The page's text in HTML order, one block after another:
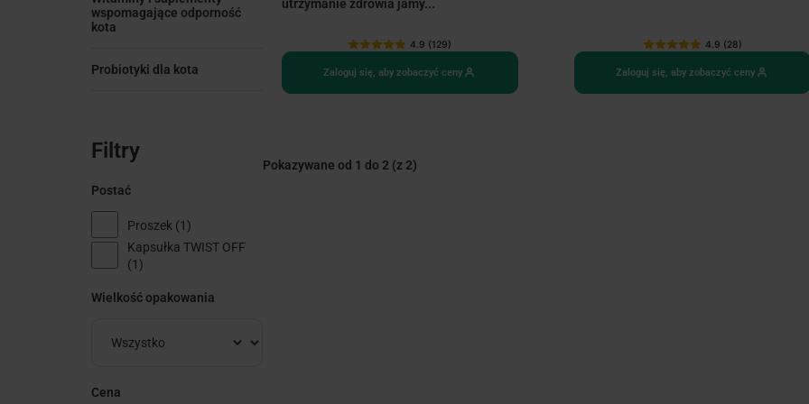
wspomagające odporność
kota
Probiotyki dla kota
Filtry
Postać
Proszek (1)
Kapsułka TWIST OFF
(1)
Wielkość opakowania
Cena
utrzymanie zdrowia jamy...
4.9 (129)
Zaloguj się, aby zobaczyć ceny
4.9 (28)
Zaloguj się, aby zobaczyć ceny
Pokazywane od 1 do 2 (z 2)